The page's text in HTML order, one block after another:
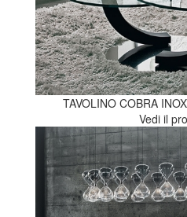
TAVOLINO COBRA
Vedi il